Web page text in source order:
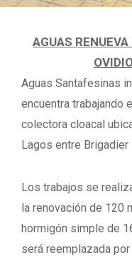
AGUAS
Aguas Santafesinas
encuentra trabajando
colectora cloacal
Lagos entre
Los trabajos se
la renovación de 120
hormigón simple de
será reemplazada